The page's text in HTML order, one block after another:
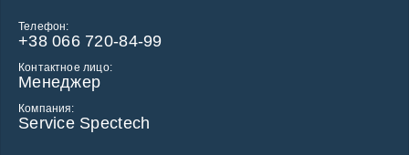
Телефон:
+38 066 720-84-99
Контактное лицо:
Менеджер
Компания:
Service Spectech